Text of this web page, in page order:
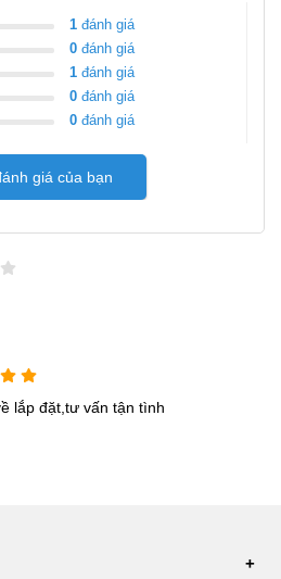
1 đánh giá
0 đánh giá
1 đánh giá
0 đánh giá
0 đánh giá
giá của bạn
lắp đặt,tư vấn tận tình